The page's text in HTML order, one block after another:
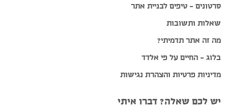
סרטונים – טיפים לבניית אתר
שאלות ותשובות
מה זה אתר תדמיתי?
בלוג – החיים על פי אלדד
מדיניות פרטיות והצהרת נגישות
יש לכם שאלה? דברו איתי